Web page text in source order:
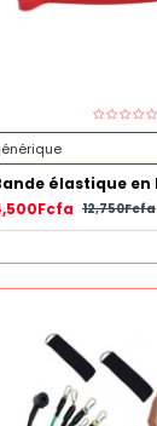
12,750Fcfa